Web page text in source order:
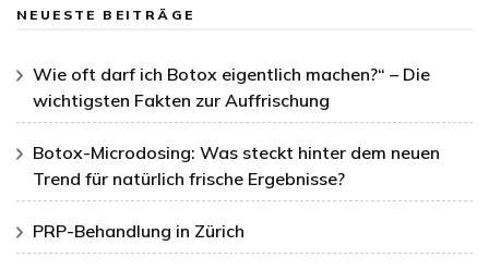
NEUESTE BEITRÄGE
Wie oft darf ich Botox eigentlich machen?“ – Die
wichtigsten Fakten zur Auffrischung
Botox-Microdosing: Was steckt hinter dem neuen
Trend für natürlich frische Ergebnisse?
PRP-Behandlung in Zürich